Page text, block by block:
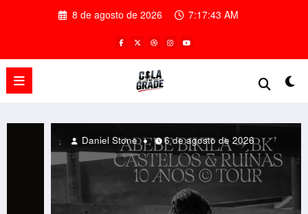
8 de agosto de 2026 7:17:46 AM
Leo Junior 6 de agosto de 2026